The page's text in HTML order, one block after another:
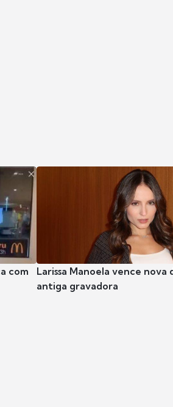
com
Larissa Manoela vence
antiga gravadora